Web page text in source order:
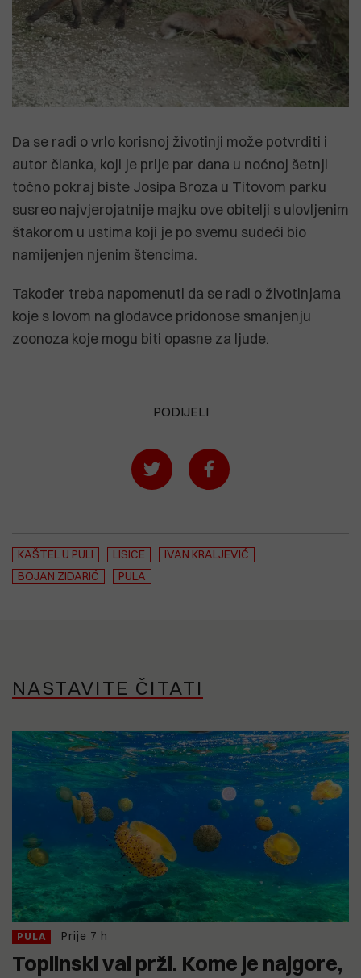
Da se radi o vrlo korisnoj životinji može potvrditi i
autor članka, koji je prije par dana u noćnoj šetnji
točno pokraj biste Josipa Broza u Titovom parku
susreo najvjerojatnije majku ove obitelji s ulovljenim
štakorom u ustima koji je po svemu sudeći bio
namijenjen njenim štencima.
Također treba napomenuti da se radi o životinjama
koje s lovom na glodavce pridonose smanjenju
zoonoza koje mogu biti opasne za ljude.
PODIJELI
KAŠTEL U PULI LISICE
IVAN KRALJEVIĆ
BOJAN ZIDARIĆ
PULA
NASTAVITE ČITATI
PULA Prije 7 h
Toplinski val prži. Kome je najgore,